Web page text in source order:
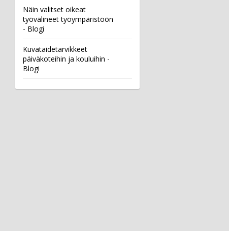
Näin valitset oikeat
työvälineet työympäristöön
- Blogi
Kuvataidetarvikkeet
päiväkoteihin ja kouluihin -
Blogi